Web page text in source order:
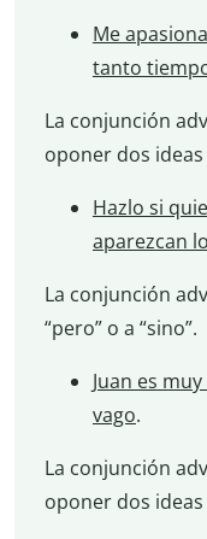
Me
tanto
La conjunción
oponer dos ideas
Hazlo si
aparezcan
La conjunción
“pero” o a “sino”.
Juan es
vago.
La conjunción
oponer dos